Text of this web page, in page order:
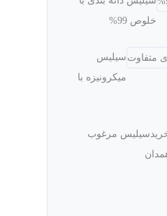
خلوص 99%
سیلیس
میکرونیزه با
مرغوب